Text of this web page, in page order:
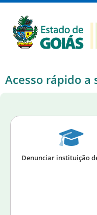
Acesso rápido a
Denunciar instituição